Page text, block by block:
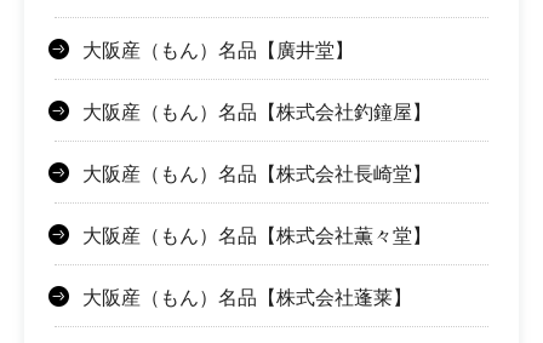
大阪産（もん）名品【廣井堂】
大阪産（もん）名品【株式会社釣鐘屋】
大阪産（もん）名品【株式会社長崎堂】
大阪産（もん）名品【株式会社薫々堂】
大阪産（もん）名品【株式会社蓬莱】